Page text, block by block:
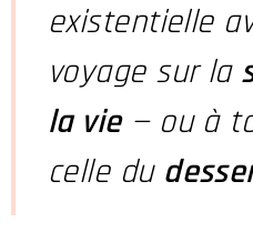
existentielle
voyage sur la
la vie— ou à
celle du